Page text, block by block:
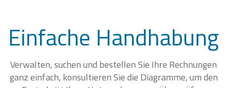
Einfache Handhabung
Verwalten, suchen und bestellen Sie Ihre Rechnungen
ganz einfach, konsultieren Sie die Diagramme, um den